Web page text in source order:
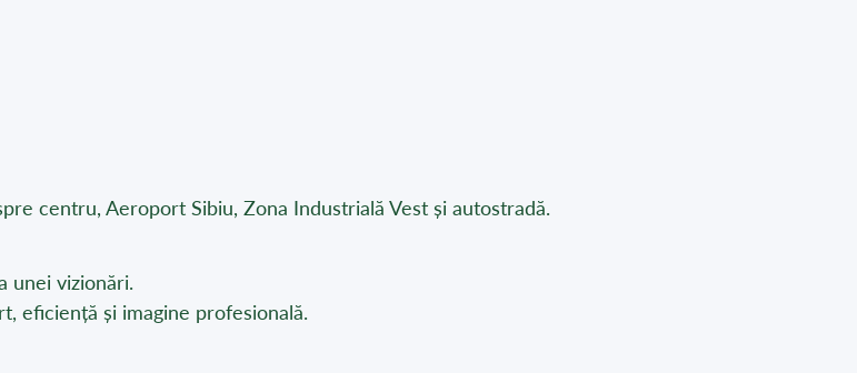
centru, Aeroport Sibiu, Zona Industrială Vest și autostradă.
unei vizionări.
eficiență și imagine profesională.